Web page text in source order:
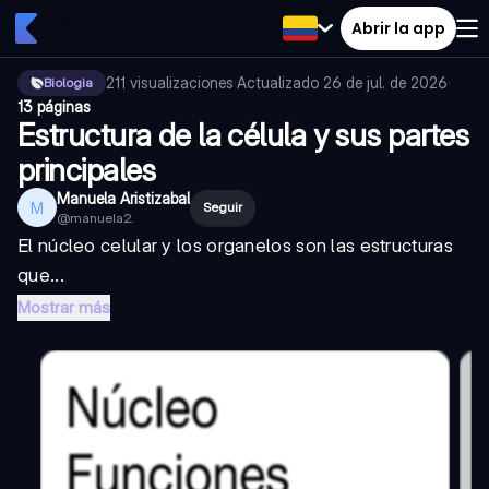
Abrir la app
Biologia 211 visualizaciones·Actualizado 26 de jul. de 2026·
13 páginas
Estructura de la célula y sus partes
principales
M Manuela Aristizabal
@manuela2.
Seguir
El núcleo celular y los organelos son las estructuras
que...
Mostrar más